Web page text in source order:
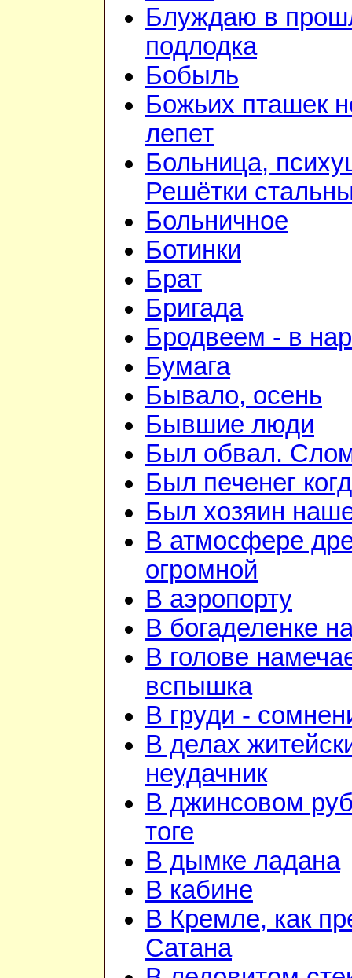
Блуждаю в
подлодка
Бобыль
Божьих пташек
лепет
Больница,
Решётки
Больничное
Ботинки
Брат
Бригада
Бродвеем - в
Бумага
Бывало, осень
Бывшие люди
Был обвал.
Был печенег
Был хозяин
В атмосфере
огромной
В аэропорту
В богаделенке
В голове
вспышка
В груди -
В делах
неудачник
В джинсовом
тоге
В дымке ладана
В кабине
В Кремле, как
Сатана